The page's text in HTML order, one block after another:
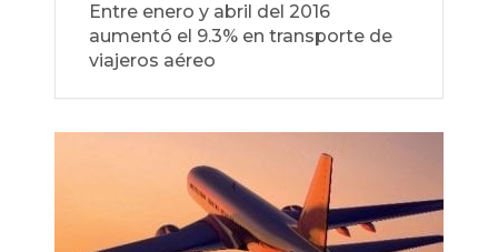
Entre enero y abril del 2016
aumentó el 9.3% en transporte de
viajeros aéreo